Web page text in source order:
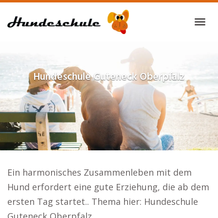
to
HundeschuleGuteneck Oberpfalz
Ein harmonisches Zusammenleben mit dem
Hund erfordert eine gute Erziehung, die ab dem
ersten Tag startet.. Thema hier: Hundeschule